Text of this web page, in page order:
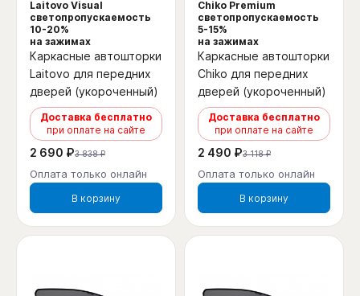
Laitovo Visual
светопропускаемость
10-20%
на зажимах
Каркасные автошторки
Laitovo для передних
дверей (укороченный)
Доставка бесплатно
при оплате на сайте
2 690 ₽3 838 ₽
Оплата только онлайн
В корзину
Chiko Premium
светопропускаемость
5-15%
на зажимах
Каркасные автошторки
Chiko для передних
дверей (укороченный)
Доставка бесплатно
при оплате на сайте
2 490 ₽3 118 ₽
Оплата только онлайн
В корзину